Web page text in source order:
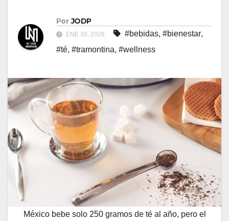
Por JODP
ENE 30, 2026 #bebidas, #bienestar,
#té, #tramontina, #wellness
México bebe solo 250 gramos de té al año, pero el